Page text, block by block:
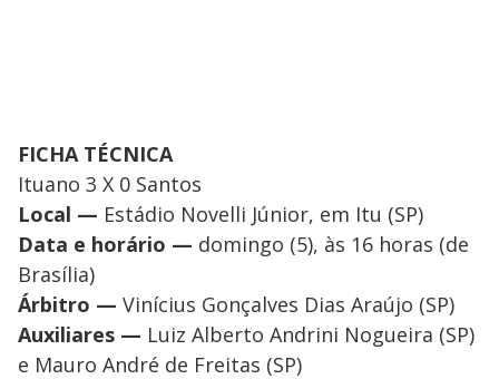
FICHA TÉCNICA
Ituano 3 X 0 Santos
Local — Estádio Novelli Júnior, em Itu (SP)
Data e horário — domingo (5), às 16 horas (de
Brasília)
Árbitro — Vinícius Gonçalves Dias Araújo (SP)
Auxiliares — Luiz Alberto Andrini Nogueira (SP)
e Mauro André de Freitas (SP)